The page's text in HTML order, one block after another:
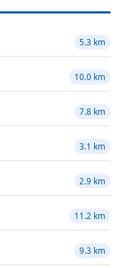
5.3 km
10.0 km
7.8 km
3.1 km
2.9 km
11.2 km
9.3 km